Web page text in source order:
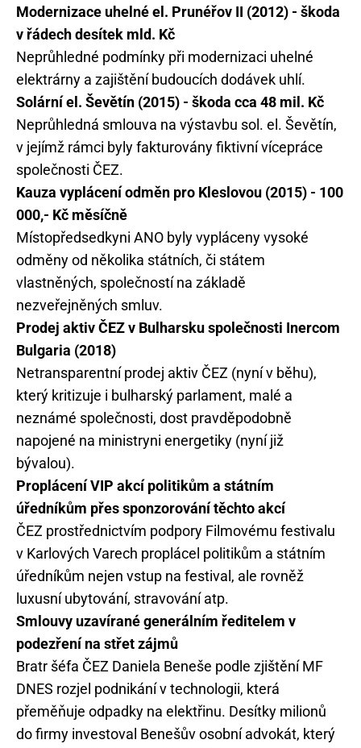
Modernizace uhelné el. Prunéřov II (2012) - škoda
v řádech desítek mld. Kč
Neprůhledné podmínky při modernizaci uhelné
elektrárny a zajištění budoucích dodávek uhlí.
Solární el. Ševětín (2015) - škoda cca 48 mil. Kč
Neprůhledná smlouva na výstavbu sol. el. Ševětín,
v jejímž rámci byly fakturovány fiktivní vícepráce
společnosti ČEZ.
Kauza vyplácení odměn pro Kleslovou (2015) - 100
000,- Kč měsíčně
Místopředsedkyni ANO byly vypláceny vysoké
odměny od několika státních, či státem
vlastněných, společností na základě
nezveřejněných smluv.
Prodej aktiv ČEZ v Bulharsku společnosti Inercom
Bulgaria (2018)
Netransparentní prodej aktiv ČEZ (nyní v běhu),
který kritizuje i bulharský parlament, malé a
neznámé společnosti, dost pravděpodobně
napojené na ministryni energetiky (nyní již
bývalou).
Proplácení VIP akcí politikům a státním
úředníkům přes sponzorování těchto akcí
ČEZ prostřednictvím podpory Filmovému festivalu
v Karlových Varech proplácel politikům a státním
úředníkům nejen vstup na festival, ale rovněž
luxusní ubytování, stravování atp.
Smlouvy uzavírané generálním ředitelem v
podezření na střet zájmů
Bratr šéfa ČEZ Daniela Beneše podle zjištění MF
DNES rozjel podnikání v technologii, která
přeměňuje odpadky na elektřinu. Desítky milionů
do firmy investoval Benešův osobní advokát, který